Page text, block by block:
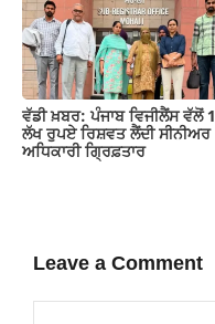
ਵੱਡੀ ਖ਼ਬਰ: ਪੰਜਾਬ ਵਿਜੀਲੈਂਸ ਵੱਲੋਂ 1
ਲੱਖ ਰੁਪਏ ਰਿਸ਼ਵਤ ਲੈਂਦੀ ਸੀਨੀਅਰ
ਅਧਿਕਾਰੀ ਗ੍ਰਿਫ਼ਤਾਰ
Leave a Comment